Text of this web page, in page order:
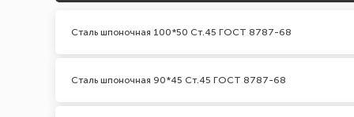
Сталь шпоночная 100*50 Ст.45 ГОСТ 8787-68
Сталь шпоночная 90*45 Ст.45 ГОСТ 8787-68